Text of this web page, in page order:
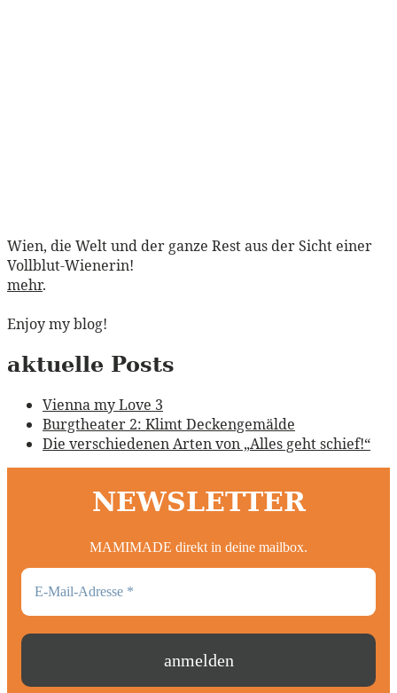
Wien, die Welt und der ganze Rest aus der Sicht einer
Vollblut-Wienerin!
mehr.
Enjoy my blog!
aktuelle Posts
Vienna my Love 3
Burgtheater 2: Klimt Deckengemälde
Die verschiedenen Arten von „Alles geht schief!“
NEWSLETTER
MAMIMADE direkt in deine mailbox.